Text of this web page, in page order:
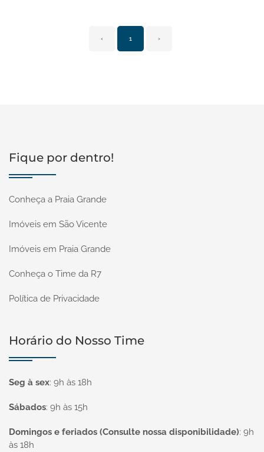
‹ 1 ›
Fique por dentro!
Conheça a Praia Grande
Imóveis em São Vicente
Imóveis em Praia Grande
Conheça o Time da R7
Política de Privacidade
Horário do Nosso Time
Seg à sex: 9h às 18h
Sábados: 9h às 15h
Domingos e feriados (Consulte nossa disponibilidade): 9h
às 18h